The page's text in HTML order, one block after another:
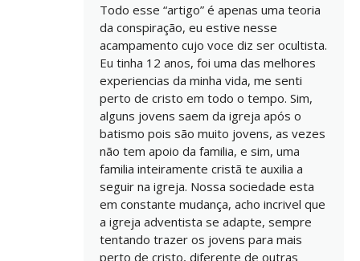
Todo esse “artigo” é apenas uma teoria
da conspiração, eu estive nesse
acampamento cujo voce diz ser ocultista.
Eu tinha 12 anos, foi uma das melhores
experiencias da minha vida, me senti
perto de cristo em todo o tempo. Sim,
alguns jovens saem da igreja após o
batismo pois são muito jovens, as vezes
não tem apoio da familia, e sim, uma
familia inteiramente cristã te auxilia a
seguir na igreja. Nossa sociedade esta
em constante mudança, acho incrivel que
a igreja adventista se adapte, sempre
tentando trazer os jovens para mais
perto de cristo, diferente de outras